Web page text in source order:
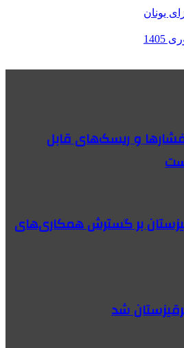
یونان
فشارها و ریسک‌های قابل
بر گسترش همکاری‌های
شد